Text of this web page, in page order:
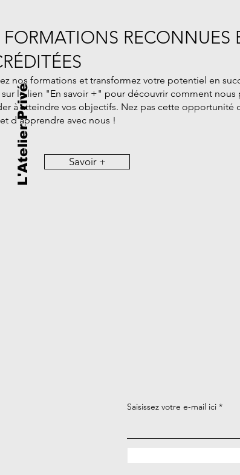
L'Atelier Privé
FORMATIONS RECONNUES
nos formations et transformez votre potentiel en
le lien "En savoir +" pour découvrir comment nous
à atteindre vos objectifs. Nez pas cette opportunité
d'apprendre avec nous !
Savoir +
Saisissez votre e-mail ici